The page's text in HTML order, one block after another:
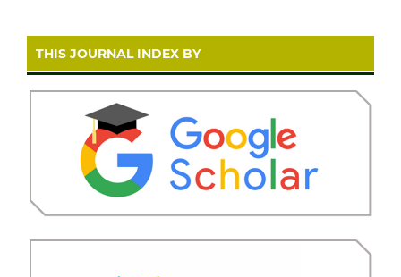
THIS JOURNAL INDEX BY